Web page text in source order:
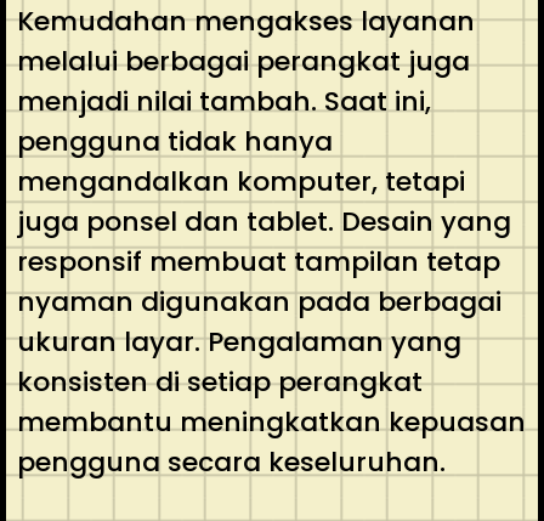
Kemudahan mengakses layanan
melalui berbagai perangkat juga
menjadi nilai tambah. Saat ini,
pengguna tidak hanya
mengandalkan komputer, tetapi
juga ponsel dan tablet. Desain yang
responsif membuat tampilan tetap
nyaman digunakan pada berbagai
ukuran layar. Pengalaman yang
konsisten di setiap perangkat
membantu meningkatkan kepuasan
pengguna secara keseluruhan.